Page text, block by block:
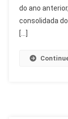
do ano
consolidada
[…]